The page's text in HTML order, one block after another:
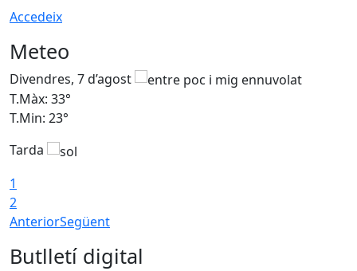
Accedeix
Meteo
Divendres, 7 d’agost
T.Màx: 33°
T.Min: 23°
Tarda
1
2
AnteriorSegüent
Butlletí digital